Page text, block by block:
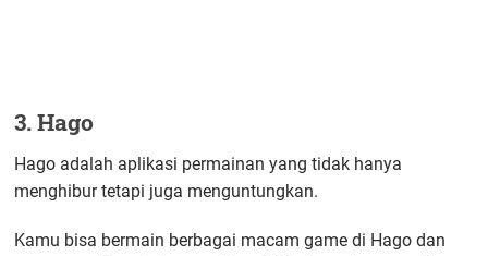
3. Hago
Hago adalah aplikasi permainan yang tidak hanya
menghibur tetapi juga menguntungkan.
Kamu bisa bermain berbagai macam game di Hago dan